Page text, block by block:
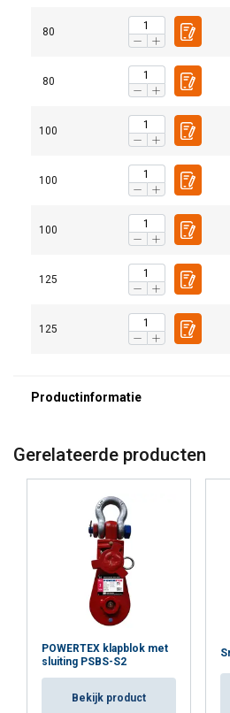
80
80
100
100
100
125
125
Opmerking:
Gerelateerde producten
POWERTEX klapblok met
sluiting PSBS-S2
Bekijk product
We gebruiken cookies om
advertenties te
verkeer te analyseren. We
over uw gebruik van onze
advertentie- en
kunnen combineren met
verzameld door uw gebruik
Privacybeleid
noodzakelijk
Prestatie
Functioneel
ALLES
DETAILS WEERGEVEN